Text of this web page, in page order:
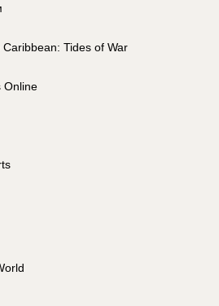
Tides of War
Online